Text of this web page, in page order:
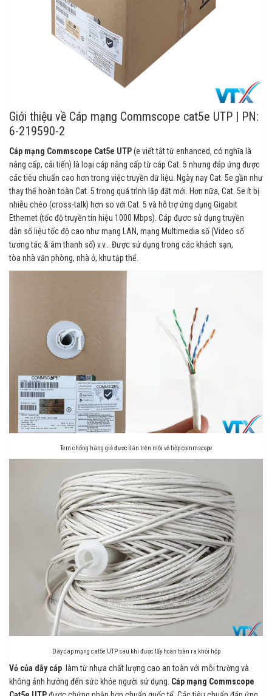
Giới thiệu về Cáp mạng Commscope cat5e UTP | PN:
6-219590-2
Cáp mạng Commscope Cat5e UTP(e viết tắt từ enhanced, có nghĩa là
nâng cấp, cải tiến) là loại cáp nâng cấp từ cáp Cat. 5 nhưng đáp ứng được
các tiêu chuẩn cao hơn trong việc truyền dữ liệu. Ngày nay Cat. 5e gần như
thay thế hoàn toàn Cat. 5 trong quá trình lắp đặt mới. Hơn nữa, Cat. 5e ít bị
nhiễu chéo (cross-talk) hơn so với Cat. 5 và hỗ trợ ứng dụng Gigabit
Ethernet (tốc độ truyền tín hiệu 1000 Mbps). Cáp đựơc sử dụng truyền
dẫn số liệu tốc độ cao như mạng LAN, mạng Multimedia số (Video số
tương tác & âm thanh số) v.v… Được sử dụng trong các khách sạn,
tòa nhà văn phòng, nhà ở, khu tập thể.
Tem chống hàng giả được dán trên mỗi vỏ hộp commscope
Dây cáp mạng cat5e UTP sau khi được lấy hoàn toàn ra khỏi hộp
Vỏ của dây cáp làm từ nhựa chất lượng cao an toàn với môi trường và
không ảnh hưởng đến sức khỏe người sử dụng. Cáp mạng Commscope